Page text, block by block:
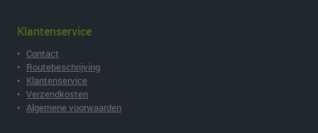
Klantenservice
• Contact
• Routebeschrijving
• Klantenservice
• Verzendkosten
• Algemene voorwaarden